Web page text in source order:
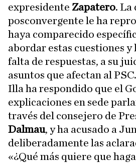
expresidente Zapatero. La
posconvergente le ha
haya comparecido
abordar estas cuestiones y
falta de respuestas, a su
asuntos que afectan al PSC.
Illa ha respondido que el
explicaciones en sede
través del consejero de
Dalmau, y ha acusado a
deliberadamente las
«¿Qué más quiere que